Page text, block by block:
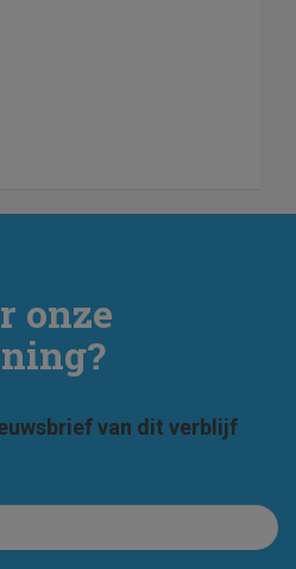
onze
van dit verblijf